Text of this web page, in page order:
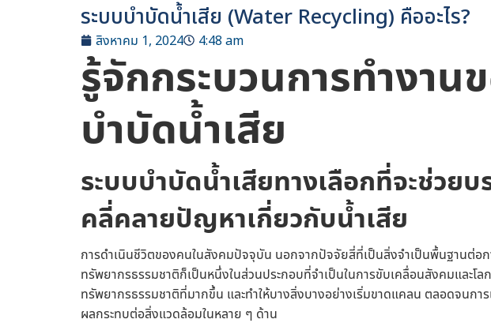
ระบบบำบัดน้ำเสีย (Water Recycling) คืออะไร?
สิงหาคม 1, 2024 4:48 am
รู้จักกระบวนการทำงาน
บำบัดน้ำเสีย
ระบบบำบัดน้ำเสียทางเลือกที่จะช่วยบ
คลี่คลายปัญหาเกี่ยวกับน้ำเสีย
การดำเนินชีวิตของคนในสังคมปัจจุบัน นอกจากปัจจัยสี่ที่เป็นสิ่งจำเป็นพื้นฐานต่อ
ทรัพยากรธรรมชาติก็เป็นหนึ่งในส่วนประกอบที่จำเป็นในการขับเคลื่อนสังคมและโล
ทรัพยากรธรรมชาติที่มากขึ้น และทำให้บางสิ่งบางอย่างเริ่มขาดแคลน ตลอดจนกา
ผลกระทบต่อสิ่งแวดล้อมในหลาย ๆ ด้าน